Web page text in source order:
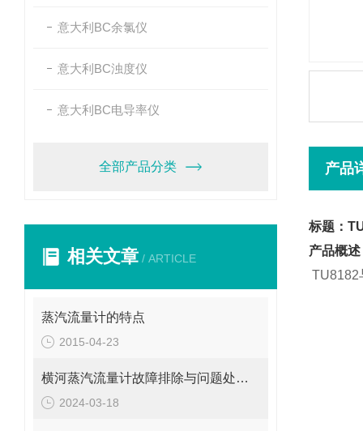
意大利BC余氯仪
意大利BC浊度仪
意大利BC电导率仪
全部产品分类
相关文章 / ARTICLE
蒸汽流量计的特点
2015-04-23
横河蒸汽流量计故障排除与问题处理指南
2024-03-18
产品
标题：
产品概述
TU8182